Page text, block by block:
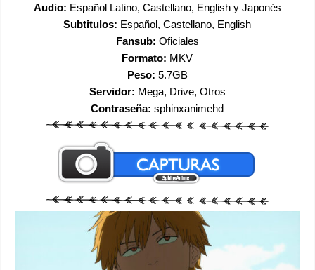
Audio: Español Latino, Castellano, English y Japonés
Subtitulos: Español, Castellano, English
Fansub: Oficiales
Formato: MKV
Peso: 5.7GB
Servidor: Mega, Drive, Otros
Contraseña: sphinxanimehd